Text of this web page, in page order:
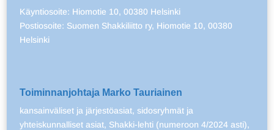
Käyntiosoite: Hiomotie 10, 00380 Helsinki
Postiosoite: Suomen Shakkiliitto ry, Hiomotie 10, 00380
Helsinki
Toiminnanjohtaja Marko Tauriainen
kansainväliset ja järjestöasiat, sidosryhmät ja
yhteiskunnalliset asiat, Shakki-lehti (numeroon 4/2024 asti),